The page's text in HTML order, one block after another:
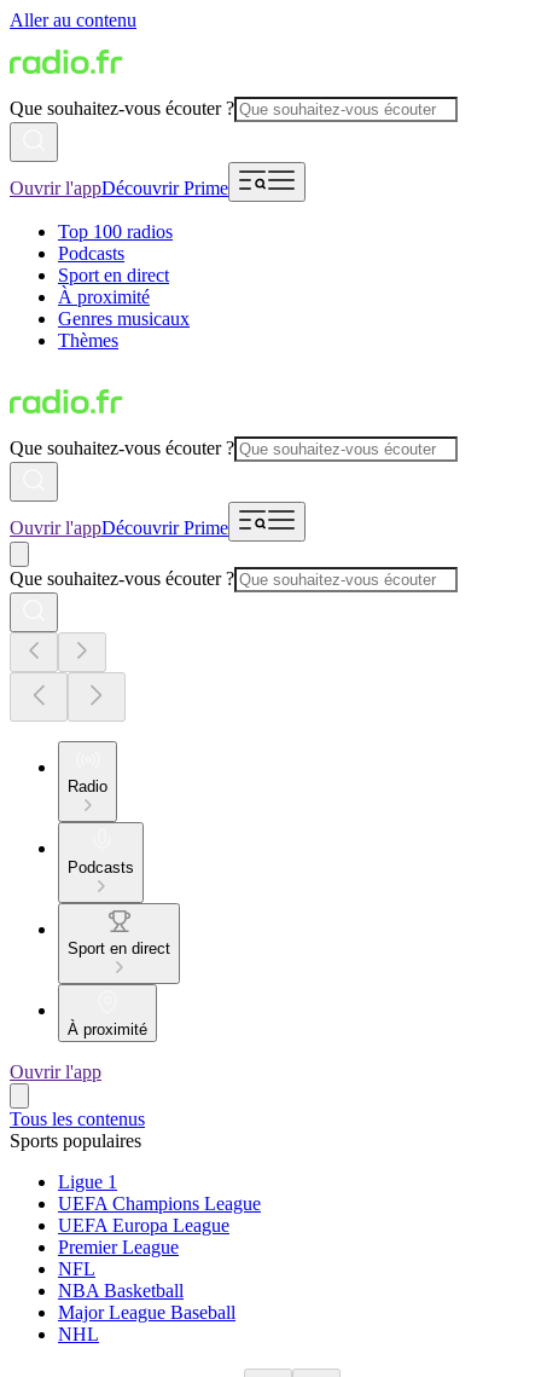
Aller au contenu
Que souhaitez-vous écouter ?
Ouvrir l'appDécouvrir Prime
Top 100 radios
Podcasts
Sport en direct
À proximité
Genres musicaux
Thèmes
Que souhaitez-vous écouter ?
Ouvrir l'appDécouvrir Prime
Que souhaitez-vous écouter ?
Radio
Podcasts
Sport en direct
À proximité
Ouvrir l'app
Tous les contenus
Sports populaires
Ligue 1
UEFA Champions League
UEFA Europa League
Premier League
NFL
NBA Basketball
Major League Baseball
NHL